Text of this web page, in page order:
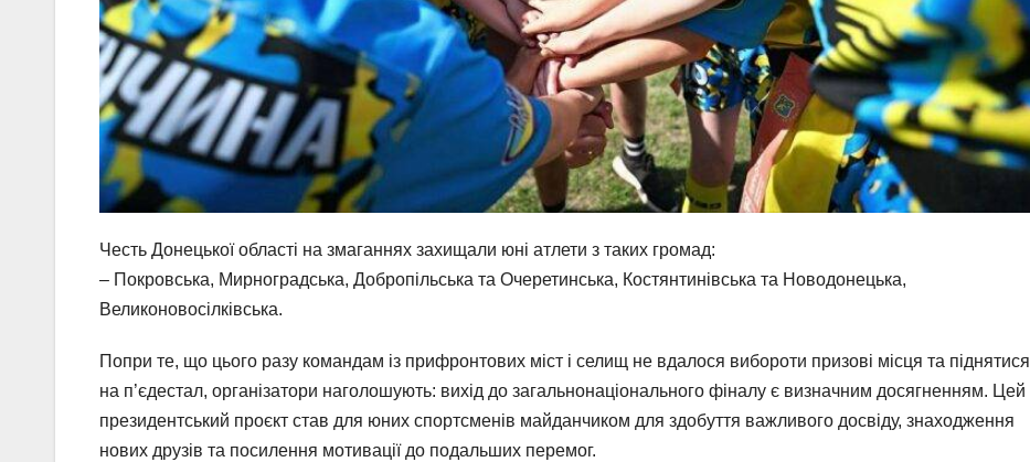
Честь Донецької області на змаганнях захищали юні атлети з таких громад:
– Покровська, Мирноградська, Добропільська та Очеретинська, Костянтинівська та Новодонецька,
Великоновосілківська.
Попри те, що цього разу командам із прифронтових міст і селищ не вдалося вибороти призові місця та піднятися
на п’єдестал, організатори наголошують: вихід до загальнонаціонального фіналу є визначним досягненням. Цей
президентський проєкт став для юних спортсменів майданчиком для здобуття важливого досвіду, знаходження
нових друзів та посилення мотивації до подальших перемог.